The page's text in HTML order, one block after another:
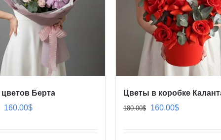
цветов Берта
Первоначальная
160.00$Текущая
Цветы в коробке
180.00$
Первоначальная
160.00$Текущая